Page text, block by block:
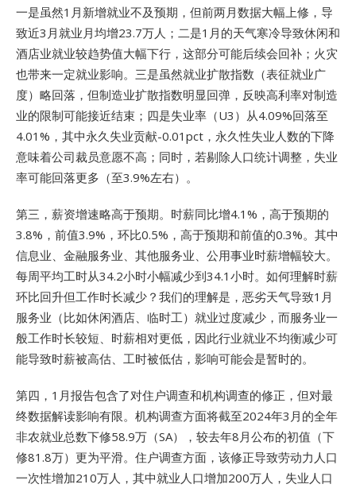
一是虽然1月新增就业不及预期，但前两月数据大幅上修，导
致近3月就业月均增23.7万人；二是1月的天气寒冷导致休闲和
酒店业就业较趋势值大幅下行，这部分可能后续会回补；火灾
也带来一定就业影响。三是虽然就业扩散指数（表征就业广
度）略回落，但制造业扩散指数明显回弹，反映高利率对制造
业的限制可能接近结束；四是失业率（U3）从4.09%回落至
4.01%，其中永久失业贡献-0.01pct，永久性失业人数的下降
意味着公司裁员意愿不高；同时，若剔除人口统计调整，失业
率可能回落更多（至3.9%左右）。
第三，薪资增速略高于预期。时薪同比增4.1%，高于预期的
3.8%，前值3.9%，环比0.5%，高于预期和前值的0.3%。其中
信息业、金融服务业、其他服务业、公用事业时薪增幅较大。
每周平均工时从34.2小时小幅减少到34.1小时。如何理解时薪
环比回升但工作时长减少？我们的理解是，恶劣天气导致1月
服务业（比如休闲酒店、临时工）就业过度减少，而服务业一
般工作时长较短、时薪相对更低，因此行业就业不均衡减少可
能导致时薪被高估、工时被低估，影响可能会是暂时的。
第四，1月报告包含了对住户调查和机构调查的修正，但对最
终数据解读影响有限。机构调查方面将截至2024年3月的全年
非农就业总数下修58.9万（SA），较去年8月公布的初值（下
修81.8万）更为平滑。住户调查方面，该修正导致劳动力人口
一次性增加210万人，其中就业人口增加200万人，失业人口